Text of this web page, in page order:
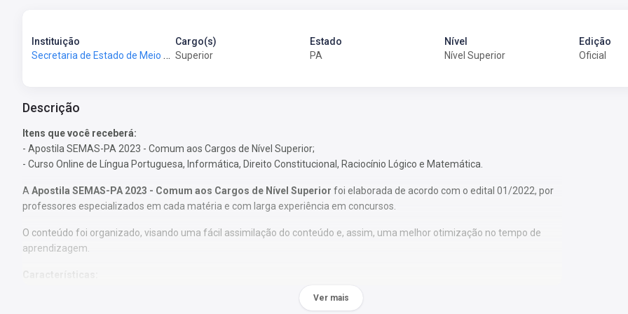
Instituição
Secretaria de Estado de Meio Ambiente e Desenvolvimento - SEMAD
Cargo(s)
Superior
Estado
PA
Nível
Nível Superior
Edição
Oficial
Descrição
Itens que você receberá:
- Apostila SEMAS-PA 2023 - Comum aos Cargos de Nível Superior;
- Curso Online de Língua Portuguesa, Informática, Direito Constitucional, Raciocínio Lógico e Matemática.
A Apostila SEMAS-PA 2023 - Comum aos Cargos de Nível Superior foi elaborada de acordo com o edital 01/2022, por
professores especializados em cada matéria e com larga experiência em concursos.
O conteúdo foi organizado, visando uma fácil assimilação do conteúdo e, assim, uma melhor otimização no tempo de
aprendizagem.
Ver mais